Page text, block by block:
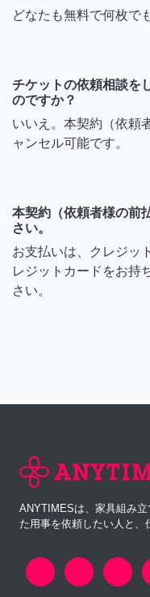
どなたも無料で何枚で
チケットの依頼相談を
のですか？
いいえ。本契約（依頼
ャンセル可能です。
本契約（依頼者様の前
さい。
お支払いは、クレジッ
レジットカードをお持
さい。
ANYTIMESは、家具組み
た用事を依頼したい人と、